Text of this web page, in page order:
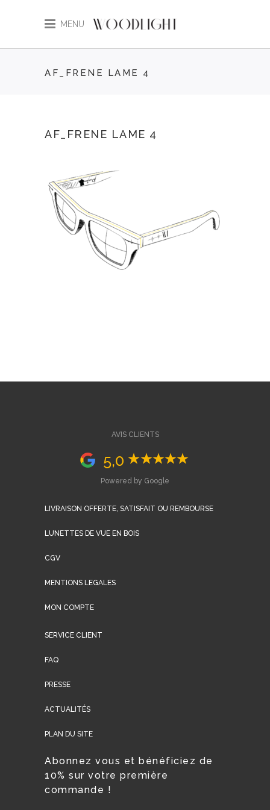
MENU
AF_FRENE LAME 4
AF_FRENE LAME 4
AVIS CLIENTS
5,0
Powered by Google
LIVRAISON OFFERTE, SATISFAIT OU REMBOURSE
LUNETTES DE VUE EN BOIS
CGV
MENTIONS LEGALES
MON COMPTE
SERVICE CLIENT
FAQ
PRESSE
ACTUALITÉS
PLAN DU SITE
Abonnez vous et bénéficiez de
10% sur votre première
commande !